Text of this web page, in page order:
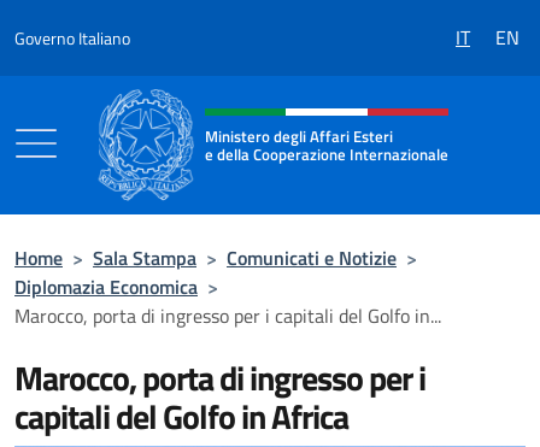
Governo Italiano IT EN
Intestazione sito, social e menù
Ministero degli Affari Esteri
e della Cooperazione Internazionale
Home > Sala Stampa > Comunicati e Notizie >
Diplomazia Economica >
Marocco, porta di ingresso per i capitali del Golfo in...
Marocco, porta di ingresso per i
capitali del Golfo in Africa